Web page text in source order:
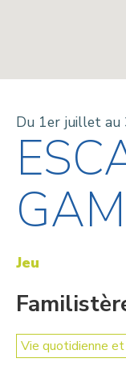
Du 1er juillet au
Jeu
Vie quotidienne